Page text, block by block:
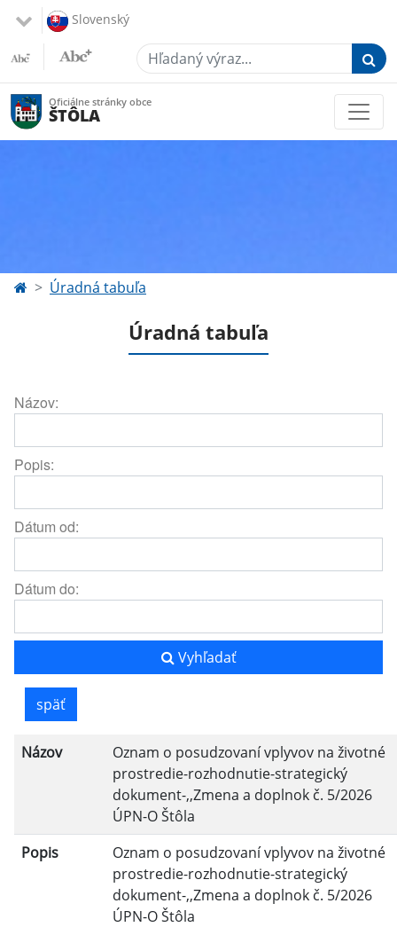
Slovenský
Hľadaný výraz...
Oficiálne stránky obce
ŠTÔLA
Úradná tabuľa
Úradná tabuľa
Názov:
Popis:
Dátum od:
Dátum do:
Vyhľadať
späť
Názov
Oznam o posudzovaní vplyvov na životné
prostredie-rozhodnutie-strategický
dokument-,,Zmena a doplnok č. 5/2026
ÚPN-O Štôla
Popis
Oznam o posudzovaní vplyvov na životné
prostredie-rozhodnutie-strategický
dokument-,,Zmena a doplnok č. 5/2026
ÚPN-O Štôla